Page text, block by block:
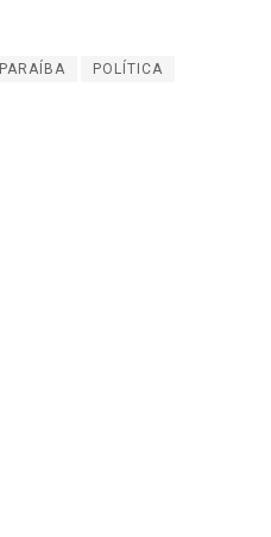
PARAÍBA POLÍTICA